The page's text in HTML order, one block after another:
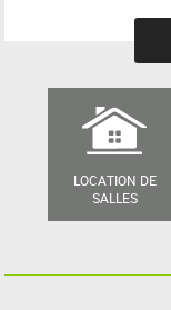
LOCATION DE
SALLES